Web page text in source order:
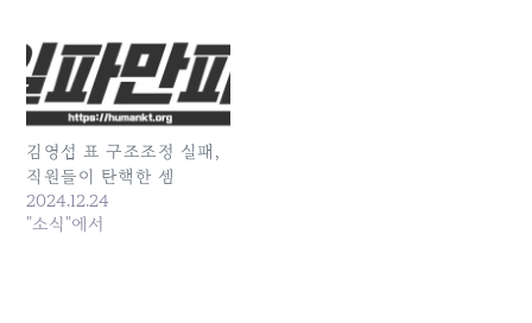
책임 져야” 발행일: 2025-
08-05 00:38:00
김영섭 표 구조조정 실패,
직원들이 탄핵한 셈
2024.12.24
"소식"에서